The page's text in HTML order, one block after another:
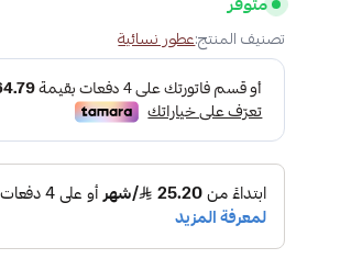
تصنيف المنتج:عطور نسائية